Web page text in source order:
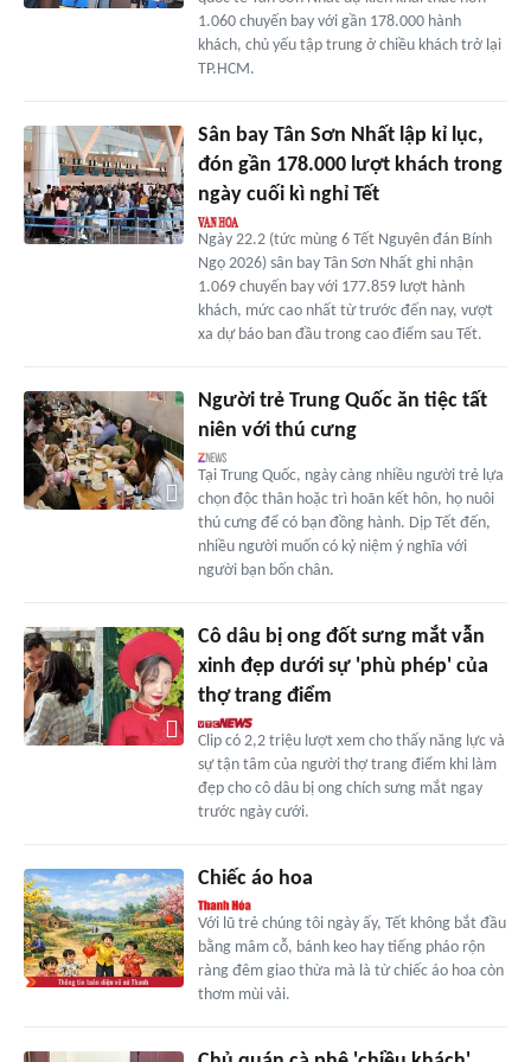
1.060 chuyến bay với gần 178.000 hành
khách, chủ yếu tập trung ở chiều khách trở lại
TP.HCM.
Sân bay Tân Sơn Nhất lập kỉ lục,
đón gần 178.000 lượt khách trong
ngày cuối kì nghỉ Tết
Ngày 22.2 (tức mùng 6 Tết Nguyên đán Bính
Ngọ 2026) sân bay Tân Sơn Nhất ghi nhận
1.069 chuyến bay với 177.859 lượt hành
khách, mức cao nhất từ trước đến nay, vượt
xa dự báo ban đầu trong cao điểm sau Tết.
Người trẻ Trung Quốc ăn tiệc tất
niên với thú cưng
Tại Trung Quốc, ngày càng nhiều người trẻ lựa
chọn độc thân hoặc trì hoãn kết hôn, họ nuôi
thú cưng để có bạn đồng hành. Dịp Tết đến,
nhiều người muốn có kỷ niệm ý nghĩa với
người bạn bốn chân.
Cô dâu bị ong đốt sưng mắt vẫn
xinh đẹp dưới sự 'phù phép' của
thợ trang điểm
Clip có 2,2 triệu lượt xem cho thấy năng lực và
sự tận tâm của người thợ trang điểm khi làm
đẹp cho cô dâu bị ong chích sưng mắt ngay
trước ngày cưới.
Chiếc áo hoa
Với lũ trẻ chúng tôi ngày ấy, Tết không bắt đầu
bằng mâm cỗ, bánh keo hay tiếng pháo rộn
ràng đêm giao thừa mà là từ chiếc áo hoa còn
thơm mùi vải.